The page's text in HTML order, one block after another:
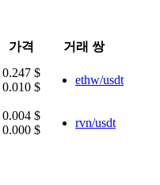
가격 거래 쌍
0.247 $
0.010 $
ethw/usdt
0.004 $
0.000 $
rvn/usdt